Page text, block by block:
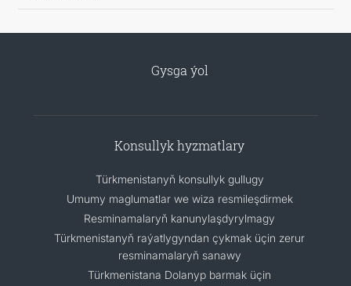
Gysga ýol
Konsullyk hyzmatlary
Türkmenistanyň konsullyk gullugy
Umumy maglumatlar we wiza resmileşdirmek
Resminamalaryň kanunylaşdyrylmagy
Türkmenistanyň raýatlygyndan çykmak üçin zerur
resminamalaryň sanawy
Türkmenistana Dolanyp barmak üçin